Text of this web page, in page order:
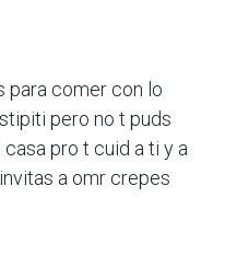
para comer con lo
pero no t puds
pro t cuid a ti y a
a omr crepes